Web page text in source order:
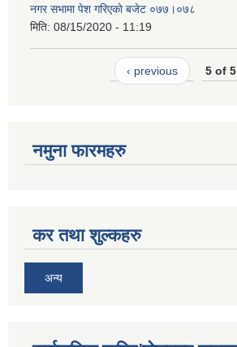
नगर सभामा पेश गरिएकाे बजेट ०७७।०७८
मिति: 08/15/2020 - 11:19
‹ previous 5 of 5
नमुना फारमहरु
कर तथा शुल्कहरु
अन्य